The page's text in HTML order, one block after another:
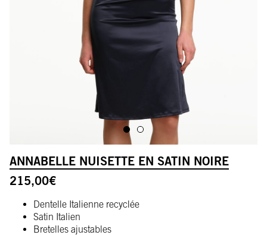
ALLER À L'IMAGE 1
ALLER À L'IMAGE 2
ANNABELLE NUISETTE EN SATIN NOIRE
215,00€
Dentelle Italienne recyclée
Satin Italien
Bretelles ajustables